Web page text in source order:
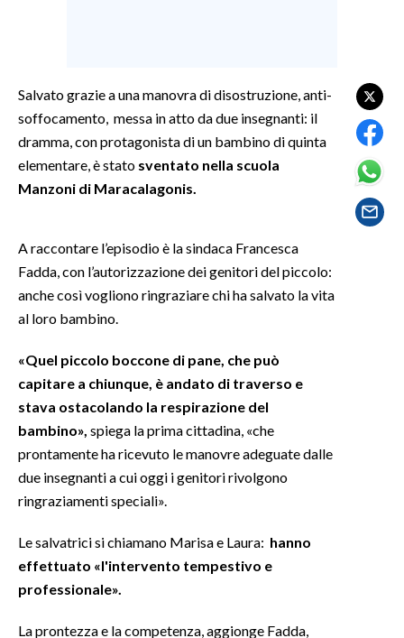
SARDEGNA TURISMO
SARDI NEL MONDO
NOTIZIE
#CARAUNIONE
3 MINUTI CON
INFO AZIENDE
ABBONATI
NECROLOGI
PUBBLICITÀ
Salvato grazie a una manovra di disostruzione, anti-
soffocamento, messa in atto da due insegnanti: il
dramma, con protagonista di un bambino di quinta
elementare, è stato sventato nella scuola
Manzoni di Maracalagonis.
A raccontare l’episodio è la sindaca Francesca
Fadda, con l’autorizzazione dei genitori del piccolo:
anche così vogliono ringraziare chi ha salvato la vita
al loro bambino.
«Quel piccolo boccone di pane, che può
capitare a chiunque, è andato di traverso e
stava ostacolando la respirazione del
bambino», spiega la prima cittadina, «che
prontamente ha ricevuto le manovre adeguate dalle
due insegnanti a cui oggi i genitori rivolgono
ringraziamenti speciali».
Le salvatrici si chiamano Marisa e Laura: hanno
effettuato «l'intervento tempestivo e
professionale».
La prontezza e la competenza, aggionge Fadda,